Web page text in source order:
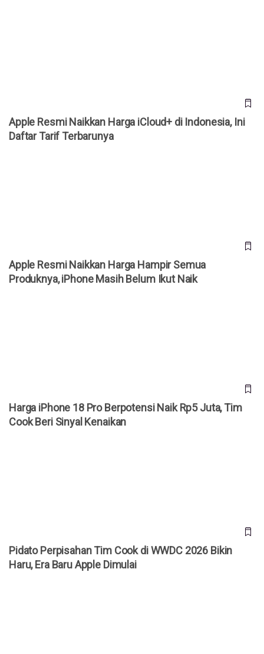
Apple Resmi Naikkan Harga iCloud+ di Indonesia, Ini
Daftar Tarif Terbarunya
Apple Resmi Naikkan Harga Hampir Semua
Produknya, iPhone Masih Belum Ikut Naik
Harga iPhone 18 Pro Berpotensi Naik Rp5 Juta, Tim
Cook Beri Sinyal Kenaikan
Pidato Perpisahan Tim Cook di WWDC 2026 Bikin
Haru, Era Baru Apple Dimulai